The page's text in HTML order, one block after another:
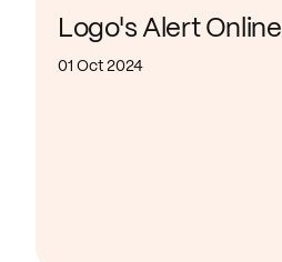
Logo's Alert Online
01 Oct 2024